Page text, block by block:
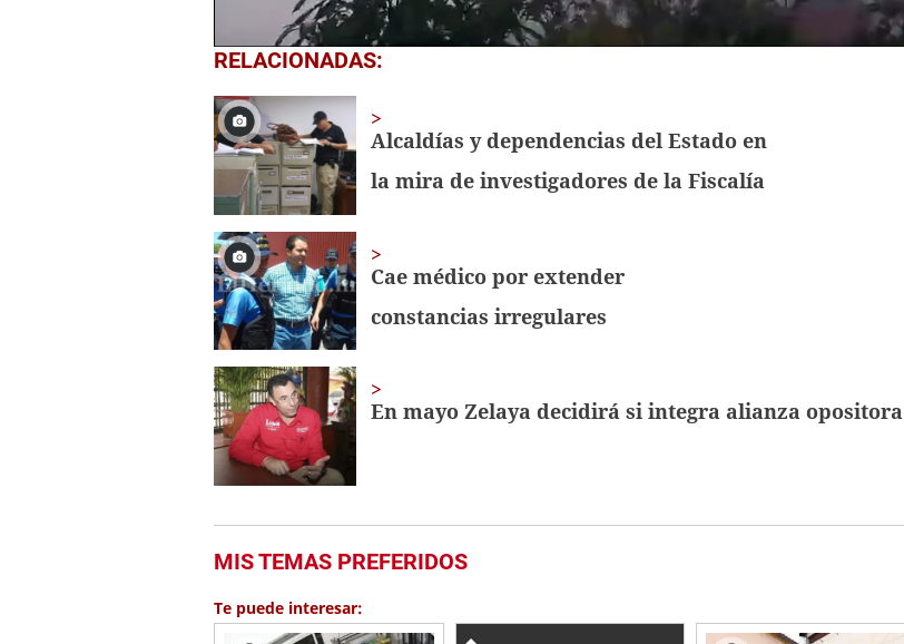
0
seconds
1
minute,
41
secondsVolume
RELACIONADAS:
Alcaldías y dependencias del Estado en
la mira de investigadores de la Fiscalía
Cae médico por extender
constancias irregulares
En mayo Zelaya decidirá si integra alianza opositora
MIS TEMAS PREFERIDOS
Te puede interesar: